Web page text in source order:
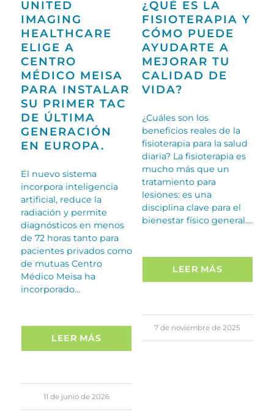
UNITED
IMAGING
HEALTHCARE
ELIGE A
CENTRO
MÉDICO MEISA
PARA INSTALAR
SU PRIMER TAC
DE ÚLTIMA
GENERACIÓN
EN EUROPA.
El nuevo sistema
incorpora inteligencia
artificial, reduce la
radiación y permite
diagnósticos en menos
de 72 horas tanto para
pacientes privados como
de mutuas Centro
Médico Meisa ha
incorporado…
LEER MÁS
11 de junio de 2026
¿QUÉ ES LA
FISIOTERAPIA Y
CÓMO PUEDE
AYUDARTE A
MEJORAR TU
CALIDAD DE
VIDA?
¿Cuáles son los
beneficios reales de la
fisioterapia para la salud
diaria? La fisioterapia es
mucho más que un
tratamiento para
lesiones: es una
disciplina clave para el
bienestar físico general.…
LEER MÁS
7 de noviembre de 2025